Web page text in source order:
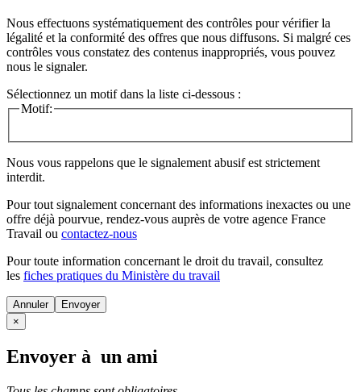
Nous effectuons systématiquement des contrôles pour vérifier la
légalité et la conformité des offres que nous diffusons. Si malgré ces
contrôles vous constatez des contenus inappropriés, vous pouvez
nous le signaler.
Sélectionnez un motif dans la liste ci-dessous :
Motif:
Nous vous rappelons que le signalement abusif est strictement
interdit.
Pour tout signalement concernant des informations inexactes ou une
offre déjà pourvue, rendez-vous auprès de votre agence France
Travail ou contactez-nous
Pour toute information concernant le droit du travail, consultez
les fiches pratiques du Ministère du travail
Annuler
×
Envoyer à un ami